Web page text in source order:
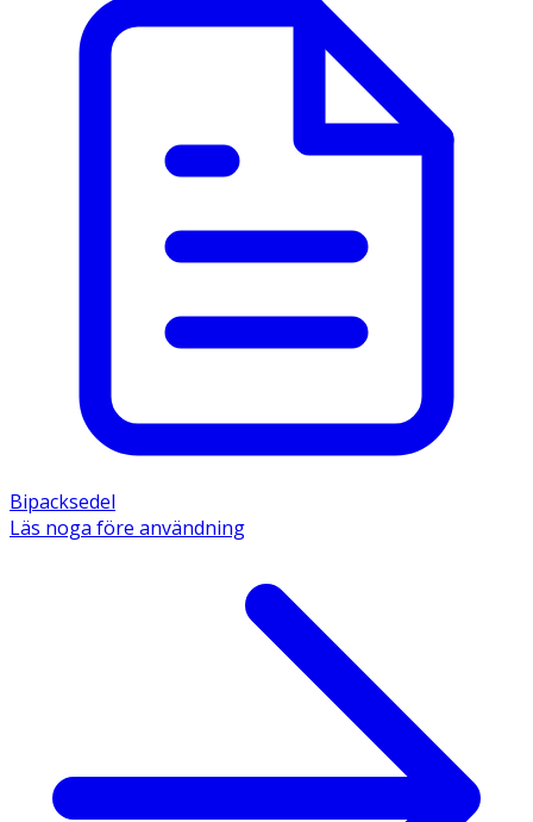
Bipacksedel
Läs noga före användning